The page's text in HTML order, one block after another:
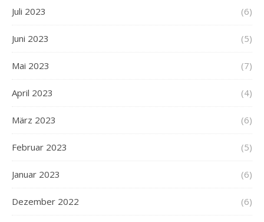
Juli 2023 (6)
Juni 2023 (5)
Mai 2023 (7)
April 2023 (4)
März 2023 (6)
Februar 2023 (5)
Januar 2023 (6)
Dezember 2022 (6)